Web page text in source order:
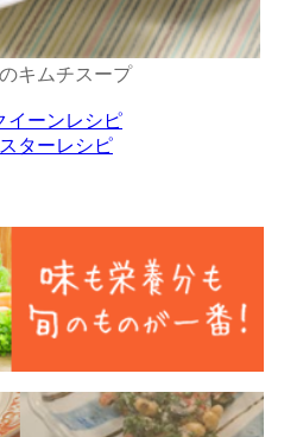
キムチスープ
イーンレシピ
ターレシピ